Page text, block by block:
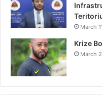
March
Krize
March